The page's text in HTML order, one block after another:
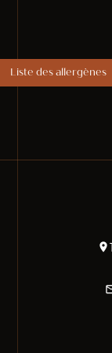
Liste des allergènes
location_on